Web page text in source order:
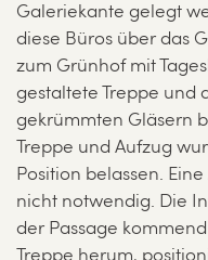
Galeriekante gelegt
diese Büros über das
zum Grünhof mit
gestaltete Treppe und
gekrümmten Gläsern
Treppe und Aufzug
Position belassen.
nicht notwendig. Die
der Passage